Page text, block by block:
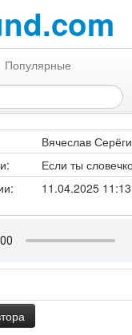
Популярные
Вячеслав
Если ты
11.04.2025 11:13